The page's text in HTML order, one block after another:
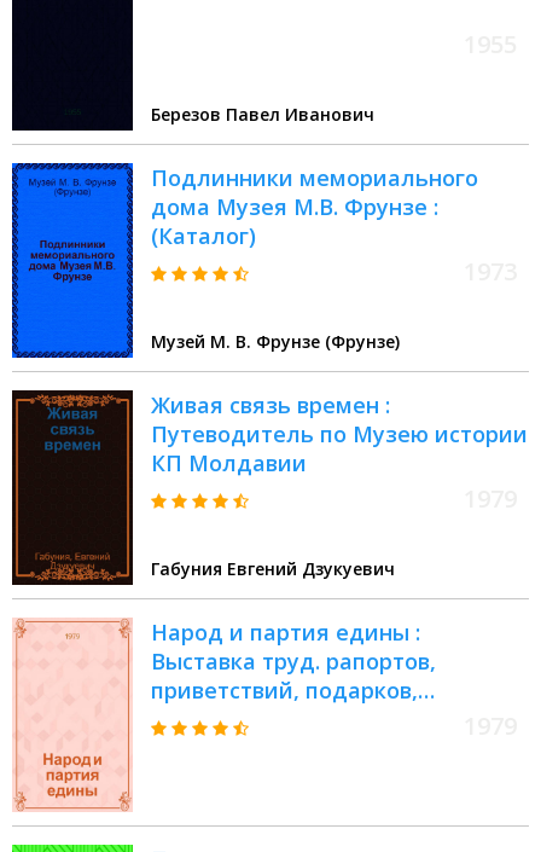
Березов Павел Иванович
Подлинники мемориального
дома Музея М.В. Фрунзе :
(Каталог)
Музей М. В. Фрунзе (Фрунзе)
Живая связь времен :
Путеводитель по Музею истории
КП Молдавии
Габуния Евгений Дзукуевич
Народ и партия едины :
Выставка труд. рапортов,
приветствий, подарков,
поступивших в адрес съездов
Президиума Верховного Совета